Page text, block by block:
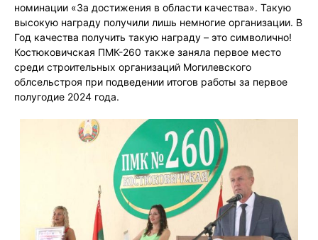
номинации «За достижения в области качества». Такую
высокую награду получили лишь немногие организации. В
Год качества получить такую награду – это символично!
Костюковичская ПМК-260 также заняла первое место
среди строительных организаций Могилевского
облсельстроя при подведении итогов работы за первое
полугодие 2024 года.